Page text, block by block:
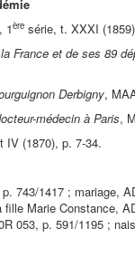
1ère série, t. XXXI
France et de ses 89
Derbigny,
médecin à Paris,
IV (1870), p. 7-34.
743/1417 ; mariage,
Marie Constance,
053, p. 591/1195 ;